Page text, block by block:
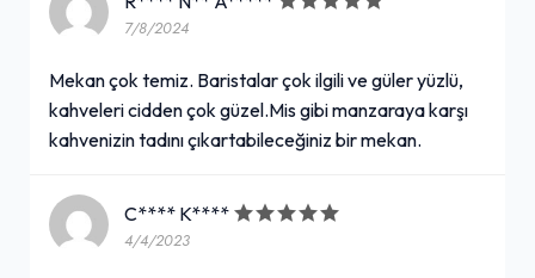
7/8/2024
Mekan çok temiz. Baristalar çok ilgili ve güler yüzlü,
kahveleri cidden çok güzel.Mis gibi manzaraya karşı
kahvenizin tadını çıkartabileceğiniz bir mekan.
C**** K****
4/4/2023